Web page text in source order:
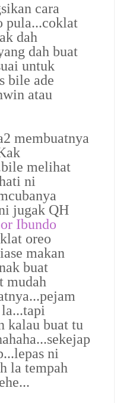
cara
pula...coklat
dah
dah buat
untuk
bile ade
atau
membuatnya
melihat
ni
jugak QH
Ibundo
oreo
makan
buat
mudah
kalau buat tu
ni
la tempah